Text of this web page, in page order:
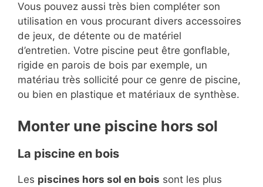
Vous pouvez aussi très bien compléter son
utilisation en vous procurant divers accessoires
de jeux, de détente ou de matériel
d’entretien. Votre piscine peut être gonflable,
rigide en parois de bois par exemple, un
matériau très sollicité pour ce genre de piscine,
ou bien en plastique et matériaux de synthèse.
Monter une piscine hors sol
La piscine en bois
Les piscines hors sol en bois sont les plus